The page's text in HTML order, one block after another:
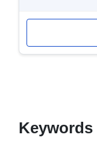
Keywords